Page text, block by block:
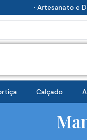
· Artesanato e
Calçado